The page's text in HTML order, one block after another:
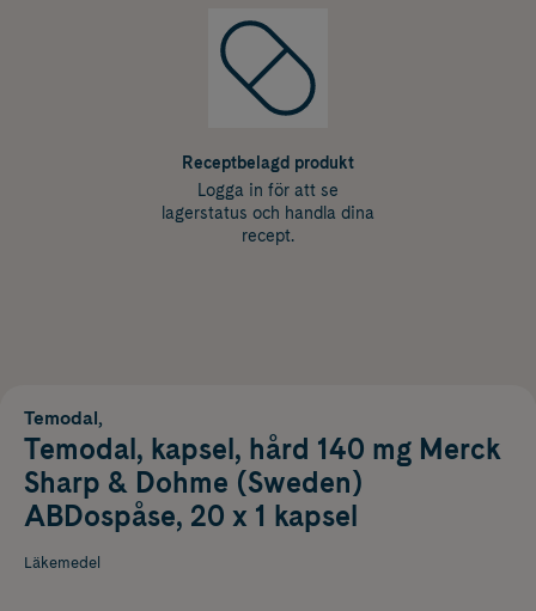
Receptbelagd produkt
Logga in för att se
lagerstatus och handla dina
recept.
Temodal,
Temodal, kapsel, hård 140 mg Merck
Sharp & Dohme (Sweden)
ABDospåse, 20 x 1 kapsel
Läkemedel